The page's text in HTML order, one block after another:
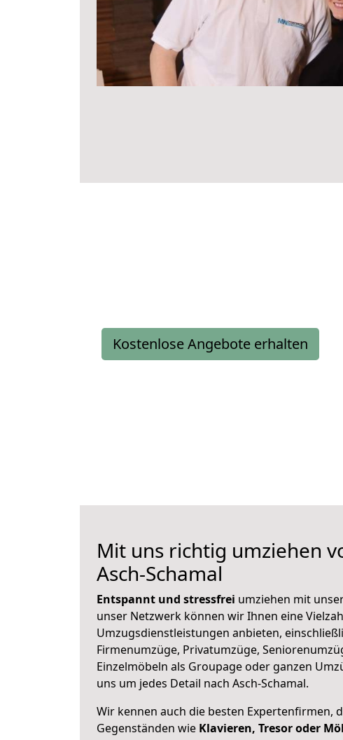
Kostenlose Angebote erhalten
Mit uns richtig umziehen
Asch-Schamal
Entspannt und stressfrei umziehen mit
unser Netzwerk können wir Ihnen eine
Umzugsdienstleistungen anbieten,
Firmenumzüge, Privatumzüge,
Einzelmöbeln als Groupage oder ganzen
uns um jedes Detail nach Asch-Schamal.
Wir kennen auch die besten Expertenfirmen,
Gegenständen wie Klavieren, Tresor oder